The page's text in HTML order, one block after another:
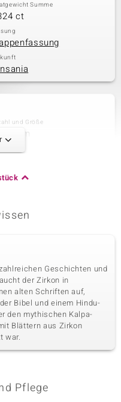
Summe
ct
und Größe
2 mm
Geschichten und
der Zirkon in
alten Schriften auf,
Bibel und einem Hindu-
den mythischen Kalpa-
Blättern aus Zirkon
war.
Pflege